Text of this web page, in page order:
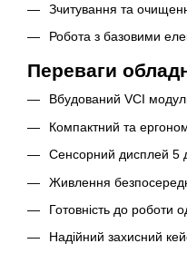
Зчитування та
Робота з базовими
Переваги
Вбудований VCI
Компактний та
Сенсорний дисплей 5
Живлення
Готовність до роботи
Надійний захисний